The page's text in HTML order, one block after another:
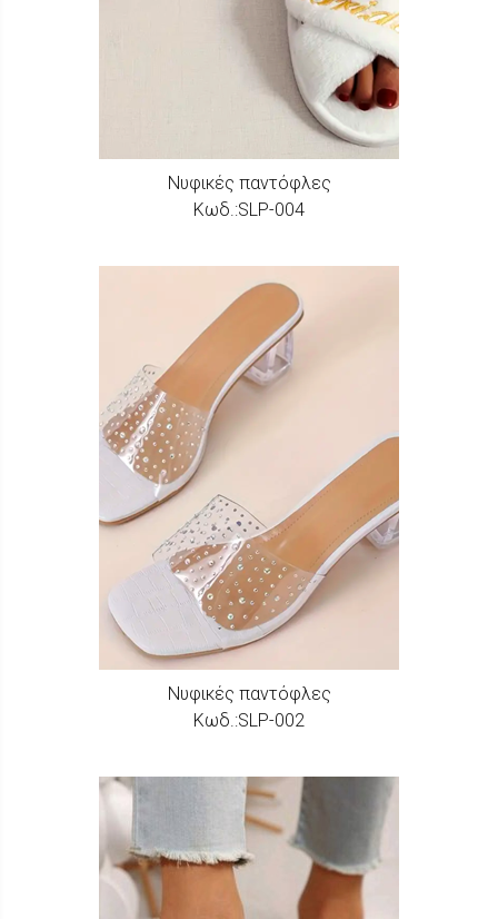
Νυφικές παντόφλες
Κωδ.:SLP-004
Νυφικές παντόφλες
Κωδ.:SLP-002